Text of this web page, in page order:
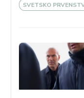
SVETSKO
Kretanje
članka